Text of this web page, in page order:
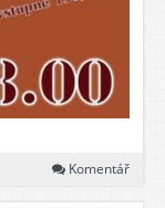
Komentář